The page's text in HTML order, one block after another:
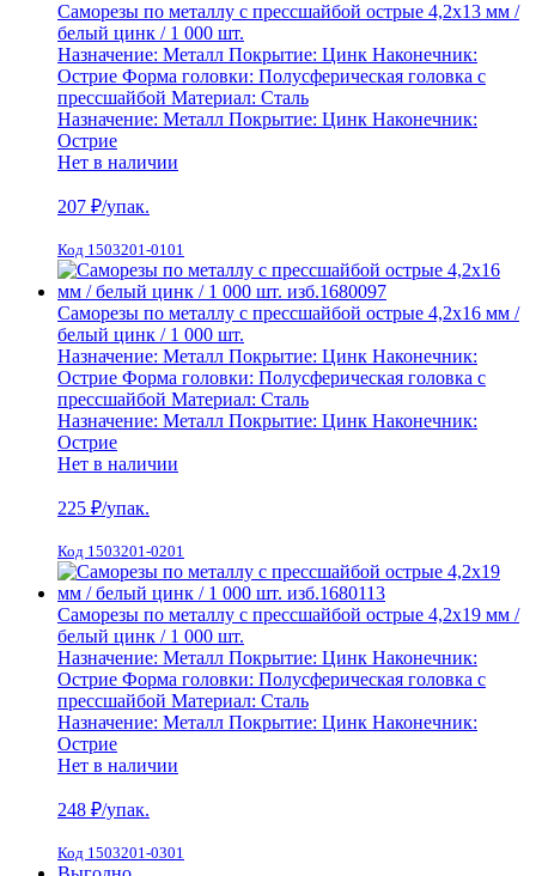
Саморезы по металлу с прессшайбой острые 4,2х13 мм /
белый цинк / 1 000 шт.
Назначение: Металл Покрытие: Цинк Наконечник:
Острие Форма головки: Полусферическая головка с
прессшайбой Материал: Сталь
Назначение: Металл Покрытие: Цинк Наконечник:
Острие
Нет в наличии
207 ₽/упак.
Код 1503201-0101
Саморезы по металлу с прессшайбой острые 4,2х16 мм /
белый цинк / 1 000 шт.
Назначение: Металл Покрытие: Цинк Наконечник:
Острие Форма головки: Полусферическая головка с
прессшайбой Материал: Сталь
Назначение: Металл Покрытие: Цинк Наконечник:
Острие
Нет в наличии
225 ₽/упак.
Код 1503201-0201
Саморезы по металлу с прессшайбой острые 4,2х19 мм /
белый цинк / 1 000 шт.
Назначение: Металл Покрытие: Цинк Наконечник:
Острие Форма головки: Полусферическая головка с
прессшайбой Материал: Сталь
Назначение: Металл Покрытие: Цинк Наконечник:
Острие
Нет в наличии
248 ₽/упак.
Код 1503201-0301